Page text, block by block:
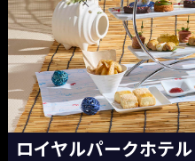
ロイヤルパークホテ